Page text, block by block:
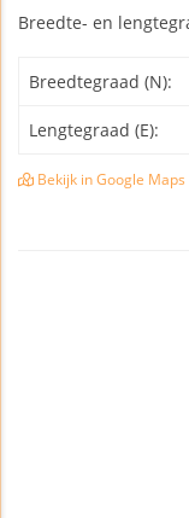
Breedte- en
Breedtegraad (N):
Lengtegraad (E):
Bekijk in Google Maps